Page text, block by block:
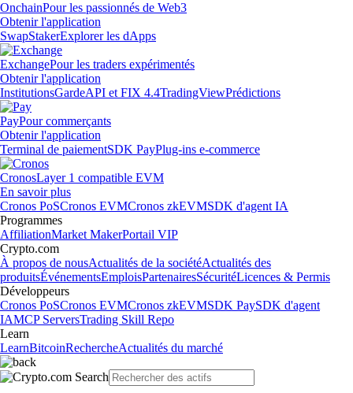
OnchainPour les passionnés de Web3
Obtenir l'application
SwapStakerExplorer les dApps
ExchangePour les traders expérimentés
Obtenir l'application
InstitutionsGardeAPI et FIX 4.4TradingViewPrédictions
PayPour commerçants
Obtenir l'application
Terminal de paiementSDK PayPlug-ins e-commerce
CronosLayer 1 compatible EVM
En savoir plus
Cronos PoSCronos EVMCronos zkEVMSDK d'agent IA
Programmes
AffiliationMarket MakerPortail VIP
Crypto.com
À propos de nousActualités de la sociétéActualités des
produitsÉvénementsEmploisPartenairesSécuritéLicences & Permis
Développeurs
Cronos PoSCronos EVMCronos zkEVMSDK PaySDK d'agent
IAMCP ServersTrading Skill Repo
Learn
LearnBitcoinRechercheActualités du marché